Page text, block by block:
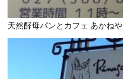
天然酵母パンとカフェ あかねや